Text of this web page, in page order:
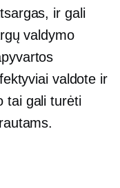
ir gali
valdymo
valdote ir
tai gali turėti